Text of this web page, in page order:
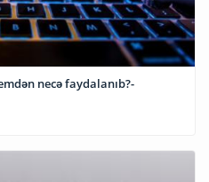
necə faydalanıb?-